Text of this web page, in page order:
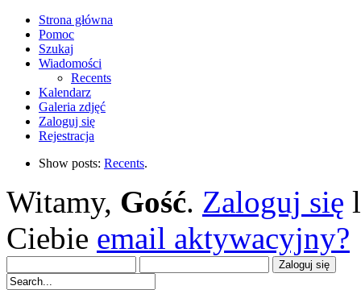
Strona główna
Pomoc
Szukaj
Wiadomości
Recents
Kalendarz
Galeria zdjęć
Zaloguj się
Rejestracja
Show posts: Recents.
Witamy, Gość. Zaloguj się
Ciebie email aktywacyjny?